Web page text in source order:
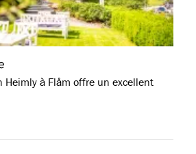
Heimly à Flåm offre un excellent